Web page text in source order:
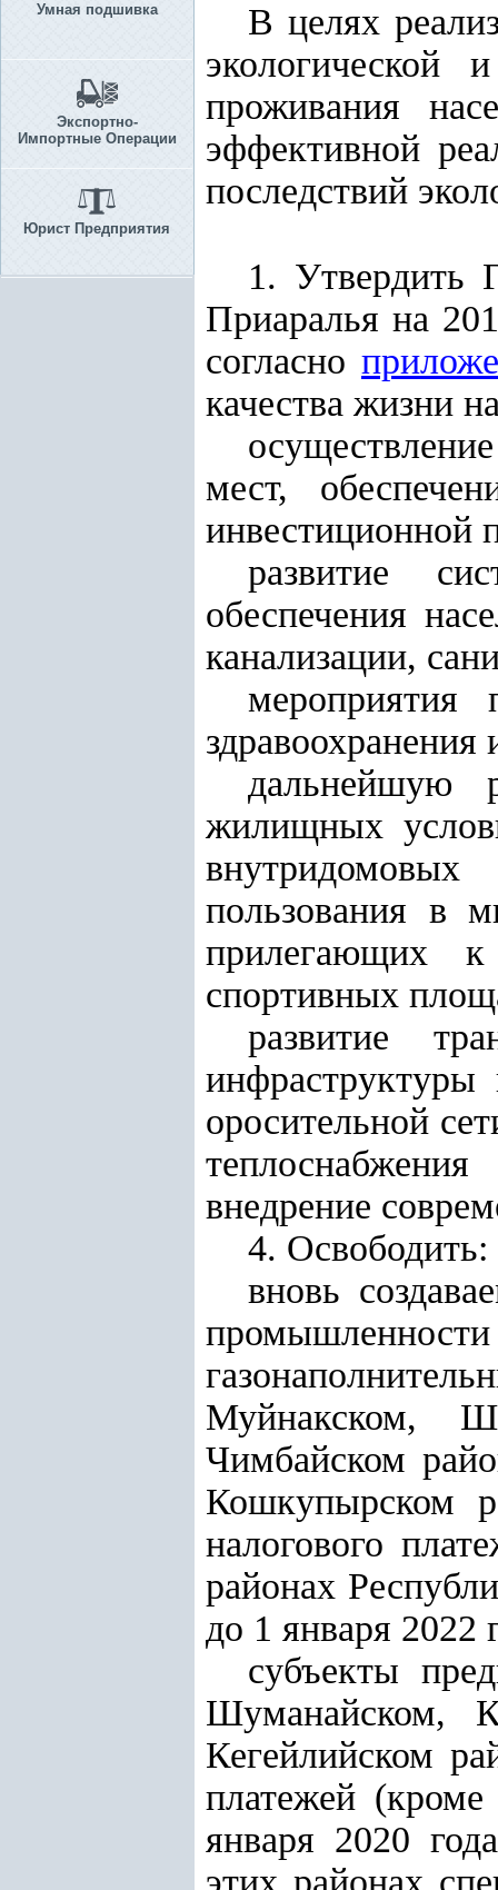
Умная подшивка
Экспортно-
Импортные Операции
Юрист Предприятия
В целях
экологической
проживания
эффективной
последствий
1. Утвердить
Приаралья на
согласно
качества жизни
мест,
инвестиционной
развитие
обеспечения
канализации,
дальнейшую
жилищных
пользования в
прилегающих
спортивных
развитие
инфраструктуры
оросительной
внедрение
4. Освободить:
вновь
Муйнакском,
Чимбайском
Кошкупырском
налогового
районах
до 1 января 2022
субъекты
Шуманайском,
Кегейлийском
платежей
января 2020
этих районах